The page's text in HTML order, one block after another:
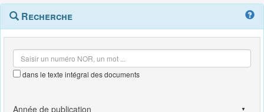
Navigation
outils
Menu
contextuel
Recherche
dans le texte intégral des documents